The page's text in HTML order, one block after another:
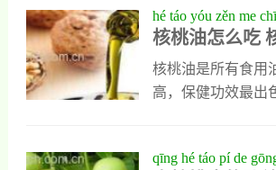
能，对人类的肾虚
现红肿疼痛和关节
接服用适量的青皮
们出现咽喉肿痛和
可以用青皮核桃皮
络，软化血管的中
通常喝的黑芝麻核
好处有哪些，黑芝
效一起来看下。黑
功效一、黑芝麻核
机体新陈代谢的正
hé táo yóu zěn me
yòng fāng fǎ
核桃油怎么吃
方法
核桃油是所有食用
高，保健功效最出
不单能延缓衰老，
qīng hé táo pí de